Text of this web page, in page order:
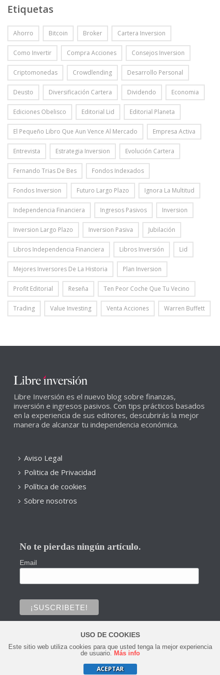
Etiquetas
Ahorro Bitcoin Broker Cartera Inversion
Como Invertir Compra Acciones Consejos Inversion
Criptomonedas Crowdlending Desarrollo Personal
Deusto Diversificación Cartera Dividendo Economia
Ediciones Obelisco Editorial Lid Editorial Planeta
El Pequeño Libro Que Aun Vence Al Mercado Empresa Activa
Entrevista Estrategia Inversion Evolución Cartera
Fernando Trias De Bes Fondos Indexados
Fondos Inversion Futuro Largo Plazo Ignora La Multitud
Independencia Financiera Ingresos Pasivos Inversion
Inversion Largo Plazo Inversion Pasiva Jubilación
Libros Independencia Financiera Libros Inversión Lid
Mejores Inversores De La Historia Plan Inversion
Profit Editorial Reseña Ten Peor Coche Que Tu Vecino
Trading Value Investing Venta Acciones Warren Buffett
Libre Inversión es el nuevo blog sobre finanzas,
inversión e ingresos pasivos. Con tips prácticos basados
en la experiencia de sus editores, descubrirás la mejor
manera de alcanzar tu independencia económica.
Aviso Legal
Politica de Privacidad
Política de cookies
Sobre nosotros
No te pierdas ningún artículo.
Email
Copyright © 2020 Todos los derechos reservados.
0
USO DE COOKIES
Este sitio web utiliza cookies para que usted tenga la mejor experiencia
de usuario. Más info
ACEPTAR